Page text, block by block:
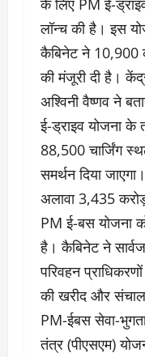
के लिए PM ई-
लॉन्च की है। इस
कैबिनेट ने 10,900
की मंजूरी दी है।
अश्विनी वैष्णव ने
ई-ड्राइव योजना के
88,500 चार्जिंग
समर्थन दिया
अलावा 3,435
PM ई-बस योजना
है। कैबिनेट ने
परिवहन प्राधिकरणों
की खरीद और
PM-ईबस सेवा-
तंत्र (पीएसएम)